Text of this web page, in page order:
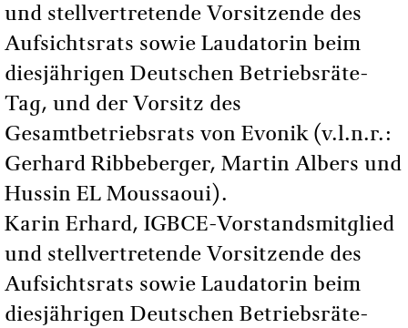
und stellvertretende Vorsitzende des
Aufsichtsrats sowie Laudatorin beim
diesjährigen Deutschen Betriebsräte-
Tag, und der Vorsitz des
Gesamtbetriebsrats von Evonik (v.l.n.r.:
Gerhard Ribbeberger, Martin Albers und
Hussin EL Moussaoui).
Karin Erhard, IGBCE-Vorstandsmitglied
und stellvertretende Vorsitzende des
Aufsichtsrats sowie Laudatorin beim
diesjährigen Deutschen Betriebsräte-